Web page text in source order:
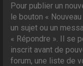
Pour publier un
le bouton «
un sujet ou un
« Répondre ». Il se
inscrit avant de
forum, une liste de